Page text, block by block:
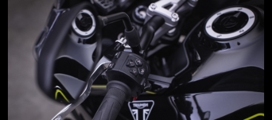
Jön még kép!